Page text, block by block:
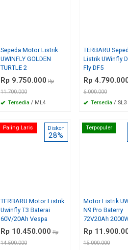
Sepeda Motor Listrik
UWINFLY GOLDEN
TURTLE 2
Rp 9.750.000 Rp
11.700.000
Tersedia / ML4
TERBARU
Listrik UWinfly
Fly DF5
Rp
6.000.000
Tersedia / SL3
Paling Laris Diskon
28%
TERBARU Motor Listrik
Uwinfly T3 Baterai
60V/20Ah Vespa
Rp 10.450.000 Rp
14.500.000
Terpopuler
Motor Listrik
N9 Pro Baterry
72V20Ah
Rp
15.000.000